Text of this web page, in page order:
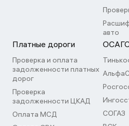
авто
Платные дороги
Проверка и оплата
задолженности платных
дорог
Проверка
задолженности ЦКАД
Оплата МСД
ОСАГО
СОГАЗ